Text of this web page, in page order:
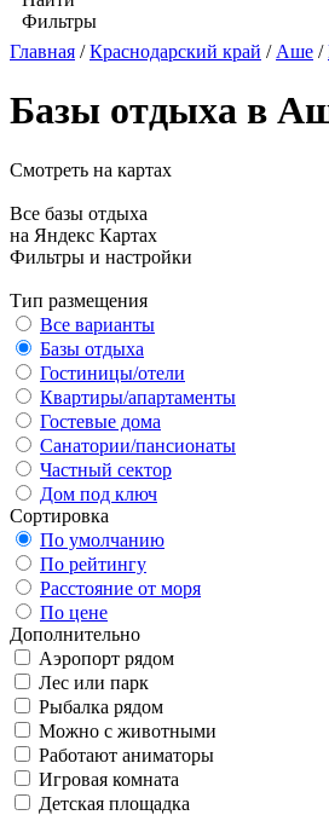
Фильтры
Главная /Краснодарский край / Аше /
Базы отдыха в
Смотреть на картах
Все базы отдыха
на Яндекс Картах
Фильтры и настройки
Тип размещения
Все варианты
Базы отдыха
Гостиницы/отели
Квартиры/апартаменты
Гостевые дома
Санатории/пансионаты
Частный сектор
Дом под ключ
Сортировка
По умолчанию
По рейтингу
Расстояние от моря
По цене
Дополнительно
Аэропорт рядом
Лес или парк
Рыбалка рядом
Можно с животными
Работают аниматоры
Игровая комната
Детская площадка